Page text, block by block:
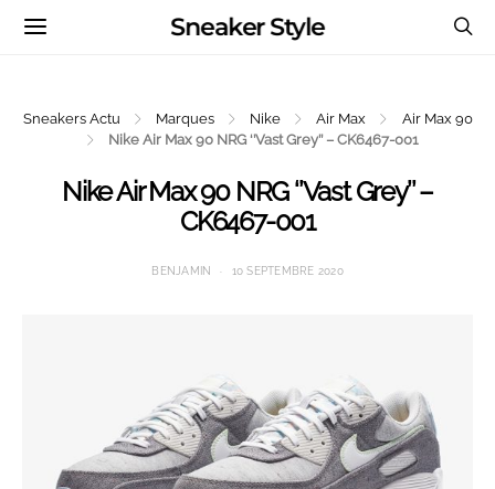
Sneaker Style
Sneakers Actu Marques Nike Air Max
Air Max 90
Nike Air Max 90 NRG ‘’Vast Grey’’ – CK6467-001
Nike Air Max 90 NRG ‘’Vast Grey’’ –
CK6467-001
BENJAMIN 10 SEPTEMBRE 2020